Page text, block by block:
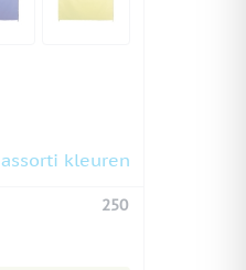
kleuren
250